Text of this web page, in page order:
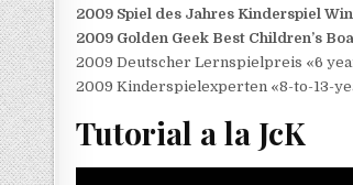
2009 Spiel des Jahres Kinderspiel
2009 Golden Geek Best Children’s
2009 Deutscher Lernspielpreis «6
2009 Kinderspielexperten «8-to-13-
Tutorial a la JcK